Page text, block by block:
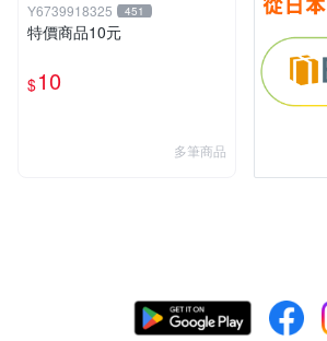
Y6739918325 451
特價商品10元
$10
多筆商品